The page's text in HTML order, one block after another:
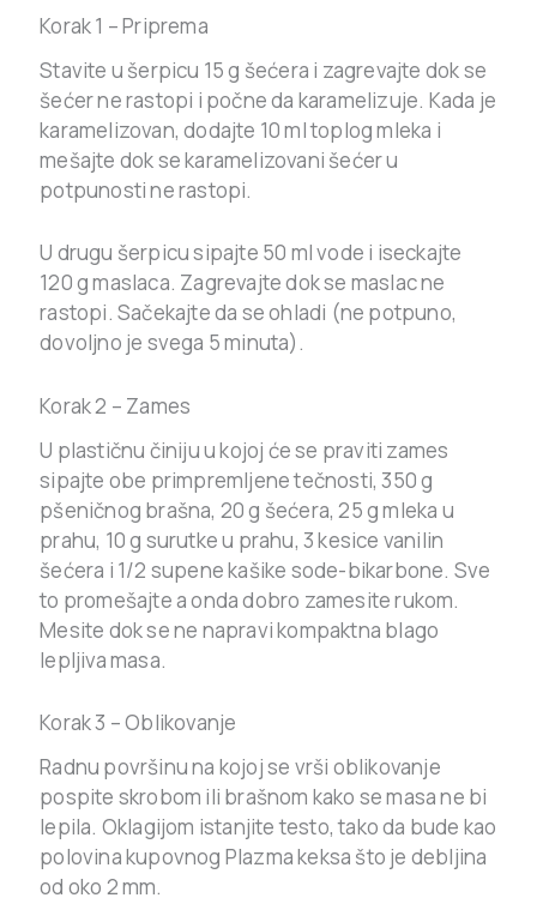
Korak 1 – Priprema
Stavite u šerpicu 15 g šećera i zagrevajte dok se
šećer ne rastopi i počne da karamelizuje. Kada je
karamelizovan, dodajte 10 ml toplog mleka i
mešajte dok se karamelizovani šećer u
potpunosti ne rastopi.
U drugu šerpicu sipajte 50 ml vode i iseckajte
120 g maslaca. Zagrevajte dok se maslac ne
rastopi. Sačekajte da se ohladi (ne potpuno,
dovoljno je svega 5 minuta).
Korak 2 – Zames
U plastičnu činiju u kojoj će se praviti zames
sipajte obe primpremljene tečnosti, 350 g
pšeničnog brašna, 20 g šećera, 25 g mleka u
prahu, 10 g surutke u prahu, 3 kesice vanilin
šećera i 1/2 supene kašike sode-bikarbone. Sve
to promešajte a onda dobro zamesite rukom.
Mesite dok se ne napravi kompaktna blago
lepljiva masa.
Korak 3 – Oblikovanje
Radnu površinu na kojoj se vrši oblikovanje
pospite skrobom ili brašnom kako se masa ne bi
lepila. Oklagijom istanjite testo, tako da bude kao
polovina kupovnog Plazma keksa što je debljina
od oko 2 mm.